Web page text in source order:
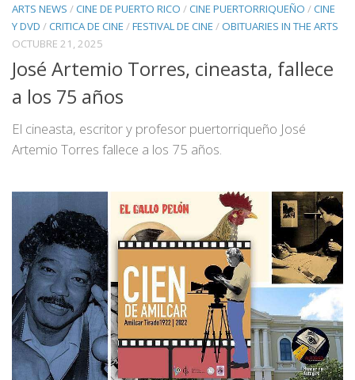
ARTS NEWS /CINE DE PUERTO RICO /CINE PUERTORRIQUEÑO /CINE
Y DVD /CRITICA DE CINE /FESTIVAL DE CINE / OBITUARIES IN THE ARTS
OCTUBRE 21, 2025
José Artemio Torres, cineasta, fallece
a los 75 años
El cineasta, escritor y profesor puertorriqueño José
Artemio Torres fallece a los 75 años.